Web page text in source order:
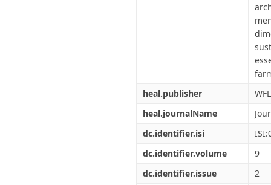
heal.publisher
heal.journalName
dc.identifier.isi
dc.identifier.volume
9
dc.identifier.issue
2